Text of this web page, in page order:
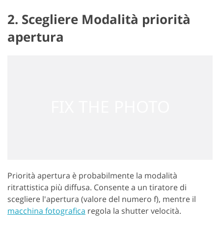
2. Scegliere Modalità priorità
apertura
Priorità apertura è probabilmente la modalità
ritrattistica più diffusa. Consente a un tiratore di
scegliere l'apertura (valore del numero f), mentre il
macchina fotografica regola la shutter velocità.